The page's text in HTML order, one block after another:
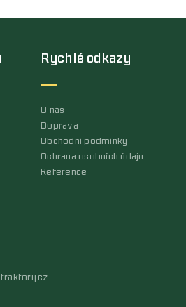
Rychlé odkazy
O nás
Doprava
Obchodní podmínky
Ochrana osobních údaju
Reference